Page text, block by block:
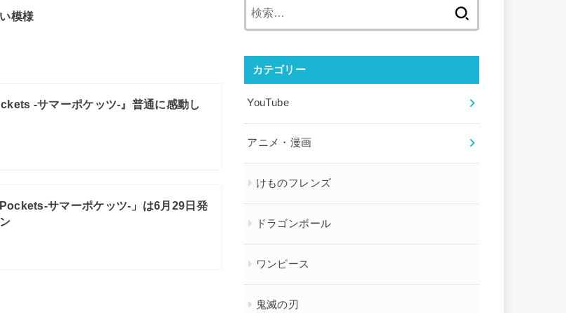
模様
-サマーポケッツ-』普通に感動し
サマーポケッツ-」は6月29日発
カテゴリー
YouTube
アニメ・漫画
けものフレンズ
ドラゴンボール
ワンピース
鬼滅の刃